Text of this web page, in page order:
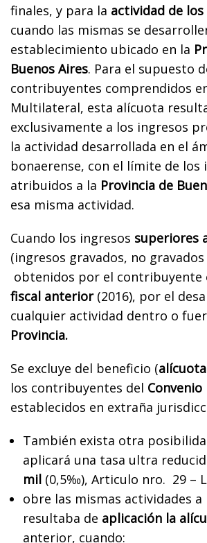
finales, y para la actividad de los
cuando las mismas se
establecimiento ubicado en la
Buenos Aires. Para el supuesto
contribuyentes comprendidos
Multilateral, esta alícuota
exclusivamente a los ingresos
la actividad desarrollada en el
bonaerense, con el límite de los
atribuidos a la Provincia de
esa misma actividad.
Cuando los ingresos superiores
(ingresos gravados, no
obtenidos por el contribuyente
fiscal anterior(2016), por el
cualquier actividad dentro o
Provincia.
Se excluye del beneficio (
los contribuyentes del
establecidos en extraña
También exista otra
aplicará una tasa ultra
mil (0,5‰), Articulo nro. 29 –
obre las mismas actividades a
resultaba de aplicación la
anterior, cuando: